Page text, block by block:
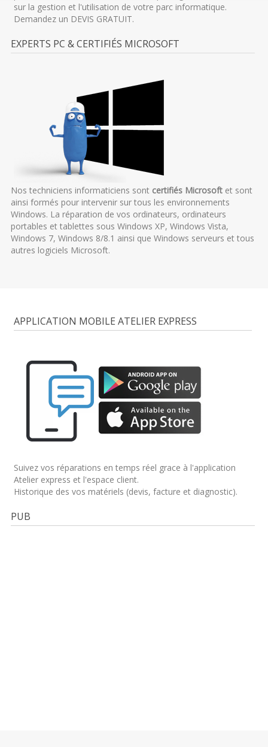
sur la gestion et l'utilisation de votre parc informatique.
Demandez un DEVIS GRATUIT.
EXPERTS PC & CERTIFIÉS MICROSOFT
Nos techniciens informaticiens sont certifiés Microsoftet sont
ainsi formés pour intervenir sur tous les environnements
Windows. La réparation de vos ordinateurs, ordinateurs
portables et tablettes sous Windows XP, Windows Vista,
Windows 7, Windows 8/8.1 ainsi que Windows serveurs et tous
autres logiciels Microsoft.
APPLICATION MOBILE ATELIER EXPRESS
Suivez vos réparations en temps réel grace à l'application
Atelier express et l'espace client.
Historique des vos matériels (devis, facture et diagnostic).
PUB